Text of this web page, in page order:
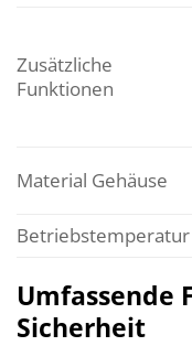
Zusätzliche
Funktionen
Material Gehäuse
Betriebstemperatur
Sicherheit